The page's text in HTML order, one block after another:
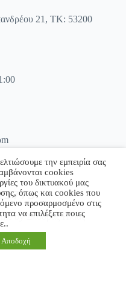
21, ΤΚ: 53200
by Σκόδρας Ηλίας
την εμπειρία σας
cookies
του δικτυακού μας
όπως και cookies που
προσαρμοσμένο στις
να επιλέξετε ποιες
Αποδοχή